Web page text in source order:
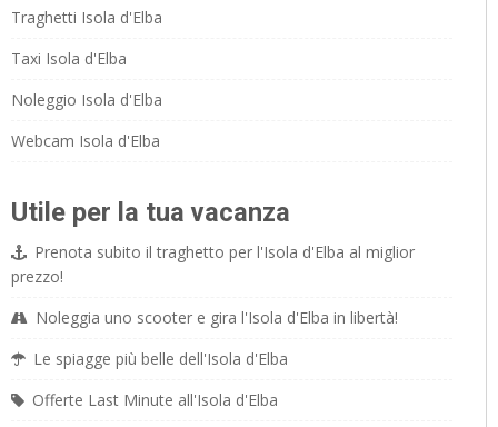
Traghetti Isola d'Elba
Taxi Isola d'Elba
Noleggio Isola d'Elba
Webcam Isola d'Elba
Utile per la tua vacanza
Prenota subito il traghetto per l'Isola d'Elba al miglior
prezzo!
Noleggia uno scooter e gira l'Isola d'Elba in libertà!
Le spiagge più belle dell'Isola d'Elba
Offerte Last Minute all'Isola d'Elba